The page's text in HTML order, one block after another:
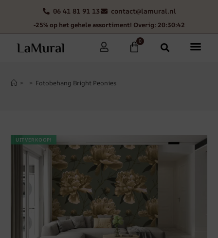
06 41 81 91 13 contact@lamural.nl
-25% op het gehele assortiment! Overig: 20:30:41
0
> > Fotobehang Bright Peonies
UITVERKOOP!